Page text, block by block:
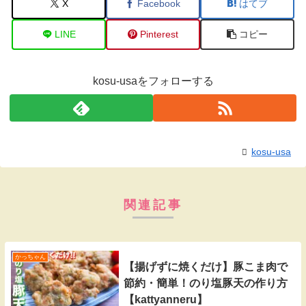
X Facebook はてブ
LINE Pinterest コピー
kosu-usaをフォローする
kosu-usa
関連記事
かっちゃん
【揚げずに焼くだけ】豚こま肉で
節約・簡単！のり塩豚天の作り方
【kattyanneru】